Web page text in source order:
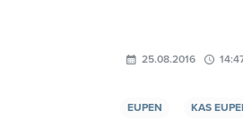
25.08.2016
EUPEN KAS